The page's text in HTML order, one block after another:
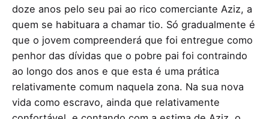
doze anos pelo seu pai ao rico comerciante Aziz, a
quem se habituara a chamar tio. Só gradualmente é
que o jovem compreenderá que foi entregue como
penhor das dívidas que o pobre pai foi contraindo
ao longo dos anos e que esta é uma prática
relativamente comum naquela zona. Na sua nova
vida como escravo, ainda que relativamente